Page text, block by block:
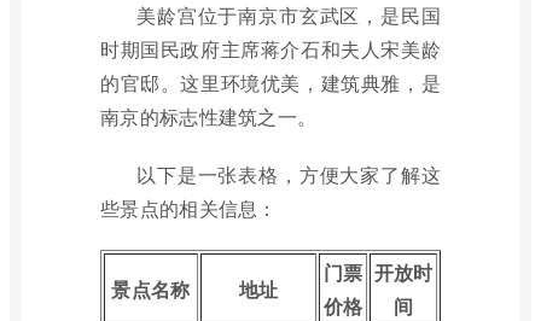
美龄宫位于南京市玄武区，是民国
时期国民政府主席蒋介石和夫人宋美龄
的官邸。这里环境优美，建筑典雅，是
南京的标志性建筑之一。
以下是一张表格，方便大家了解这
些景点的相关信息：
景点名称 地址
门票
价格
开放时
间